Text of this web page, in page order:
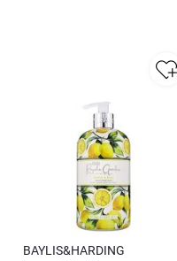
BAYLIS&HARDING